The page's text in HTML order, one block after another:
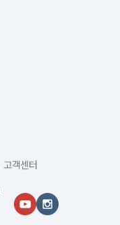
고객센터